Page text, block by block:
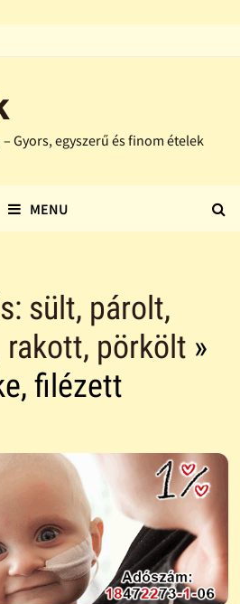
Gyors, egyszerű és finom ételek
MENU
sült, párolt,
pörkölt »
filézett